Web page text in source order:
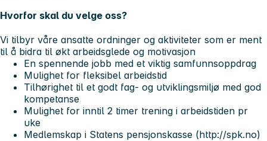
Hvorfor skal du velge oss?
Vi tilbyr våre ansatte ordninger og aktiviteter som er ment
til å bidra til økt arbeidsglede og motivasjon
En spennende jobb med et viktig samfunnsoppdrag
Mulighet for fleksibel arbeidstid
Tilhørighet til et godt fag- og utviklingsmiljø med god
kompetanse
Mulighet for inntil 2 timer trening i arbeidstiden pr
uke
Medlemskap i Statens pensjonskasse (http://spk.no)